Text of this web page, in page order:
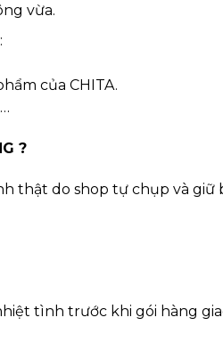
vừa.
của CHITA.
?
thật do shop tự chụp và
tình trước khi gói hàng